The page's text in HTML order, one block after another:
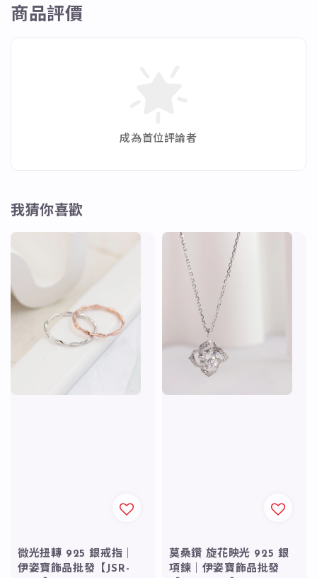
商品評價
成為首位評論者
我猜你喜歡
微光扭轉 925 銀戒指｜
伊姿寶飾品批發【JSR-
莫桑鑽 旋花映光 925 銀
項鍊｜伊姿寶飾品批發